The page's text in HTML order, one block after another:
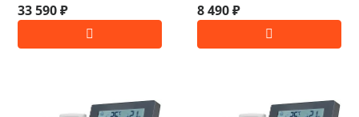
33 590 ₽ 8 490 ₽